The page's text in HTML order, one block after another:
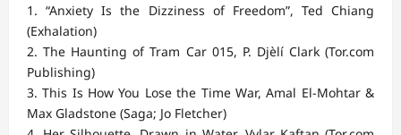
1. “Anxiety Is the Dizziness of Freedom”, Ted Chiang
(Exhalation)
2. The Haunting of Tram Car 015, P. Djèlí Clark (Tor.com
Publishing)
3. This Is How You Lose the Time War, Amal El-Mohtar &
Max Gladstone (Saga; Jo Fletcher)